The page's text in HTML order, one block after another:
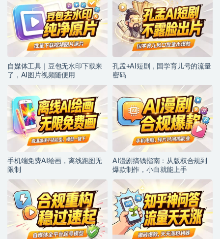
自媒体工具｜豆包无水印下载来
了，AI图片视频随便用
孔孟+AI短剧，国学育儿号的流量
密码
手机端免费AI绘画，离线跑图无
限制
AI漫剧搞钱指南：从版权合规到
爆款制作，小白就能上手